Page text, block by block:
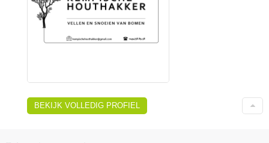
BEKIJK VOLLEDIG PROFIEL